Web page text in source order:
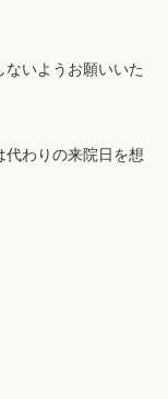
いようお願いいた
わりの来院日を想